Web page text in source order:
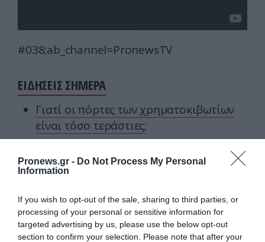
Pronews.gr - Do Not Process My Personal
Information
If you wish to opt-out of the sale, sharing to third parties, or
processing of your personal or sensitive information for
targeted advertising by us, please use the below opt-out
section to confirm your selection. Please note that after your
#038;ab_channel=PronewsTV
ΕΙΔΗΣΕΙΣ ΣΗΜΕΡΑ
Γιατί οι πόρτες των χρηματοκιβωτίων
είναι τόσο τεράστιες;
κάποτε φιλοξενούσαν βασιλιάδες και
σταρ
Ιράν: «Το άνοιγμα των Στενών του
Ορμούζ εξαρτάται από την αποδοχή
των όρων μας από τις ΗΠΑ»